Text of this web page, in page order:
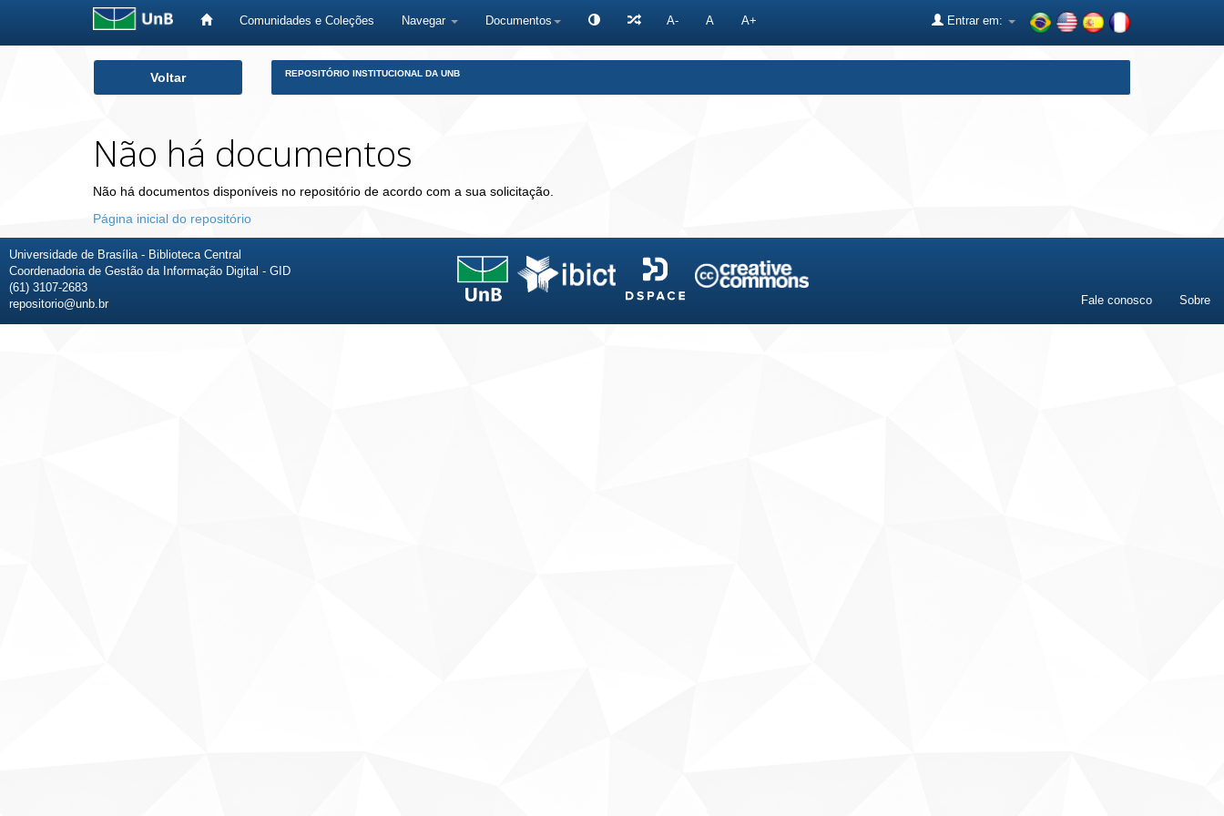
Comunidades e Coleções Navegar Documentos A- A A+ Entrar em:
Voltar REPOSITÓRIO INSTITUCIONAL DA UNB
Não há documentos
Não há documentos disponíveis no repositório de acordo com a sua solicitação.
Página inicial do repositório
Universidade de Brasília - Biblioteca Central
Coordenadoria de Gestão da Informação Digital - GID
(61) 3107-2683
repositorio@unb.br
Fale conosco Sobre